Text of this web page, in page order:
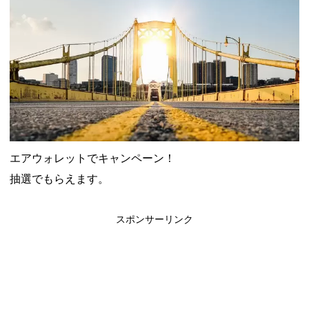
PayPayポイント→Vポイント交換でストア限定の制限を消す方
Vポイントpay利用で最大10%還元！8/31まで 2026年8月1日
V NEOBANK改悪！還元率1.25%に、チャージ系対象外へ！11
月から 2026年8月1日
ドットマネーが再開！8/12から。でも未完了のポイント有効期
限が8月末まで？ 2026年7月31日
【2026年夏】dポイント交換キャンペーンが見逃せない！最大
15%増量のチャンス。8/1~31あたりまで 2026年7月31日
au PAY 残高チャージで最大10000円もらえる！じぶん銀行から
チャージで抽選。8/31まで 2026年7月29日
【7/31まで】ヤフーショッピング商品券買うと今だけ4％増量！
エアウォレットでキャンペーン！
抽選でもらえます。
スポンサーリンク